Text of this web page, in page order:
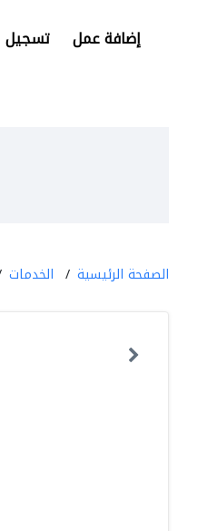
تسجيل إضافة عمل
الصفحة الرئيسية الخدمات